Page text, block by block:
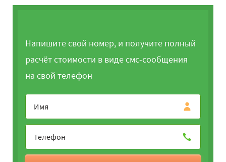
Напишите свой номер, и получите полный
расчёт стоимости в виде смс-сообщения
на свой телефон